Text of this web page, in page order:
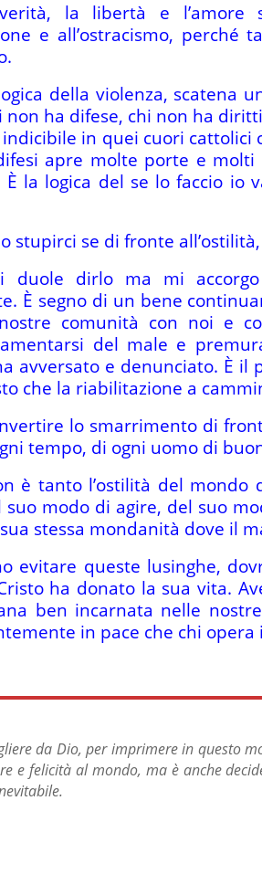
la libertà e
e all’ostracismo,
della violenza, scatena
non ha difese, chi non ha
in quei cuori cattolici
apre molte porte e
la logica del se lo faccio io
stupirci se di fronte
duole dirlo ma mi
È segno di un bene
comunità con noi e
del male e
avversato e denunciato. È
che la riabilitazione a
lo smarrimento di
tempo, di ogni uomo di
è tanto l’ostilità del mondo
suo modo di agire, del suo
stessa mondanità dove il
evitare queste lusinghe,
ha donato la sua vita.
ben incarnata nelle
in pace che chi
da Dio, per imprimere in questo
e felicità al mondo, ma è anche